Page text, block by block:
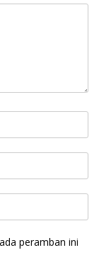
peramban ini